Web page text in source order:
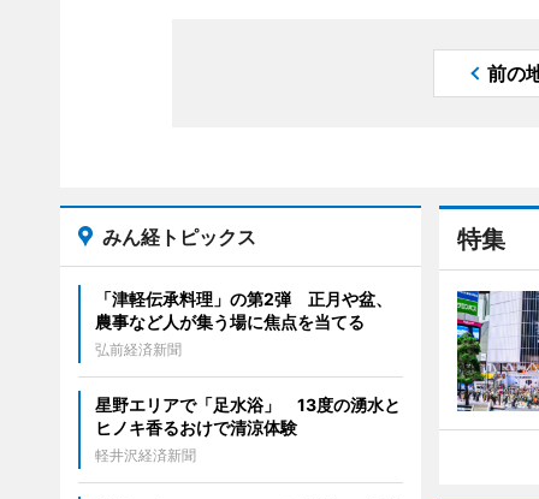
前の
特集
みん経トピックス
「津軽伝承料理」の第2弾 正月や盆、
農事など人が集う場に焦点を当てる
弘前経済新聞
星野エリアで「足水浴」 13度の湧水と
ヒノキ香るおけで清涼体験
軽井沢経済新聞